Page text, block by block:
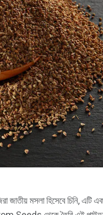
মসলা হিসেবে চিনি, এটি